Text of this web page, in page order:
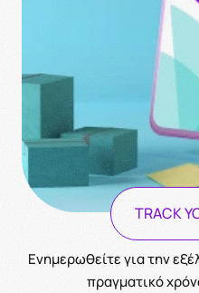
TRACK
Ενημερωθείτε για την
πραγματικό